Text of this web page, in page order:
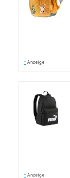
* Anzeige
* Anzeige